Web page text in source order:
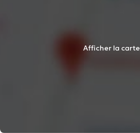
Afficher la carte